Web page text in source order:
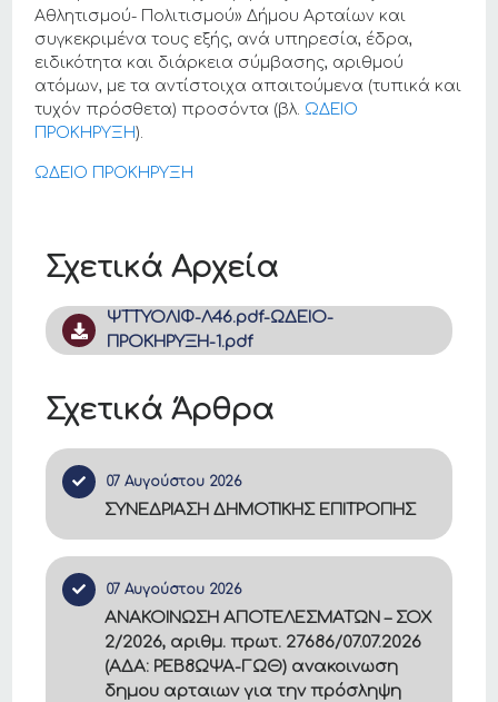
Σχετικά Αρχεία
ΨΤΤΥΟΛΙΦ-Λ46.pdf-ΩΔΕΙΟ-
ΠΡΟΚΗΡΥΞΗ-1.pdf
Σχετικά Άρθρα
07 Αυγούστου 2026
ΣΥΝΕΔΡΙΑΣΗ ΔΗΜΟΤΙΚΗΣ ΕΠΙΤΡΟΠΗΣ
07 Αυγούστου 2026
ΑΝΑΚΟΙΝΩΣΗ ΑΠΟΤΕΛΕΣΜΑΤΩΝ – ΣΟΧ
2/2026, αριθμ. πρωτ. 27686/07.07.2026
(ΑΔΑ: ΡΕΒ8ΩΨΑ-ΓΩΘ) ανακοινωση
δημου αρταιων για την πρόσληψη
Αθλητισμού- Πολιτισμού» Δήμου Αρταίων και
συγκεκριμένα τους εξής, ανά υπηρεσία, έδρα,
ειδικότητα και διάρκεια σύμβασης, αριθμού
ατόμων, με τα αντίστοιχα απαιτούμενα (τυπικά και
τυχόν πρόσθετα) προσόντα (βλ. ΩΔΕΙΟ
ΠΡΟΚΗΡΥΞΗ).
ΩΔΕΙΟ ΠΡΟΚΗΡΥΞΗ